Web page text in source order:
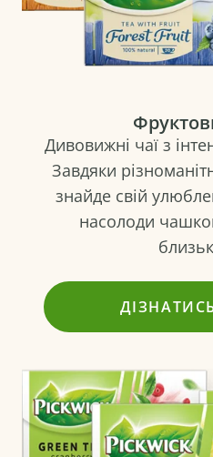
Дивовижні чаї з
Завдяки
знайде свій
насолоди